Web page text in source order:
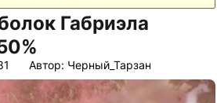
Габриэла
Автор: Черный_Тарзан